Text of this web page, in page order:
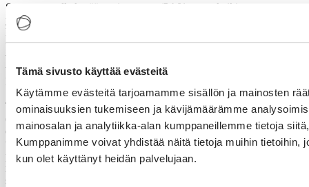
Tämä sivusto käyttää evästeitä
Käytämme evästeitä tarjoamamme sisällön ja mainosten
ominaisuuksien tukemiseen ja kävijämäärämme
mainosalan ja analytiikka-alan kumppaneillemme tietoja
Kumppanimme voivat yhdistää näitä tietoja muihin tietoihin,
kun olet käyttänyt heidän palvelujaan.
Suomen tasolla kesään painottuvaa (34 % osuus kaikista
yöpymisistä vuonna 2023) matkailua tulisi saada lisättyä myös
keväällä (22 %), syksyllä (22 %) ja talvella (22 %), ja kasvua
voidaan saada ulkomailta. Jos kevään ulkomaisen kysynnän
volyymi saataisiin nostettua samalle tasolle kuin kesällä, voisimme
viime vuoden tietojen perusteella saavuttaa jopa 6 miljoonan euron
lisätulot.
Tämänhetkisten tietojen mukaan ulkomaiset lentovaraukset keväälle
(maalis-toukokuu) 2024 ovat samalla tasolla verrattuna pandemiaa
edeltäneeseen vuoteen 2019. Viime vuoteen 2023 verrattuna
varauksia on tehty lähes viidennes enemmän eli suuntaus on
positiivinen. Kasvua on näkyvissä kevääksi etenkin Saksasta, mutta
myös muun muassa Yhdysvalloista ja Ranskasta. Lentoasemien ja
satamien kautta kulkevista matkustajista yli 60 prosenttia tuli